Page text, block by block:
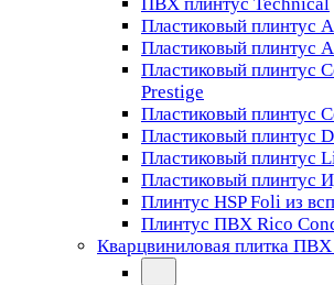
Пластиковый плинтус
Пластиковый плинтус
Пластиковый плинтус
Prestige
Пластиковый плинтус
Пластиковый плинтус
Пластиковый плинтус
Пластиковый плинтус
Плинтус HSP Foli из
Плинтус ПВХ Rico
Кварцвиниловая плитка ПВХ